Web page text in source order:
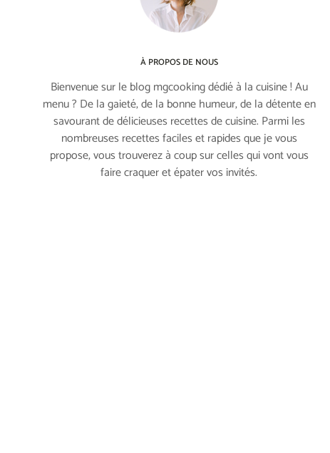
À PROPOS DE NOUS
Bienvenue sur le blog mgcooking dédié à la cuisine ! Au
menu ? De la gaieté, de la bonne humeur, de la détente en
savourant de délicieuses recettes de cuisine. Parmi les
nombreuses recettes faciles et rapides que je vous
propose, vous trouverez à coup sur celles qui vont vous
faire craquer et épater vos invités.